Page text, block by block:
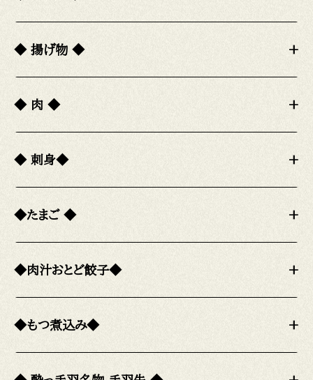
◆ 揚げ物 ◆ +
◆ 肉 ◆ +
◆ 刺身◆ +
◆たまご ◆ +
◆肉汁おとど餃子◆ +
◆もつ煮込み◆ +